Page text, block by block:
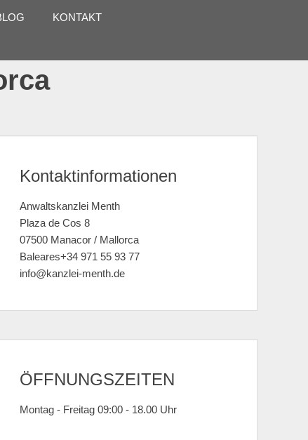
KONTAKT
Kontaktinformationen
Anwaltskanzlei Menth
Plaza de Cos 8
07500 Manacor / Mallorca
Baleares+34 971 55 93 77
info@kanzlei-menth.de
ÖFFNUNGSZEITEN
Montag - Freitag 09:00 - 18.00 Uhr